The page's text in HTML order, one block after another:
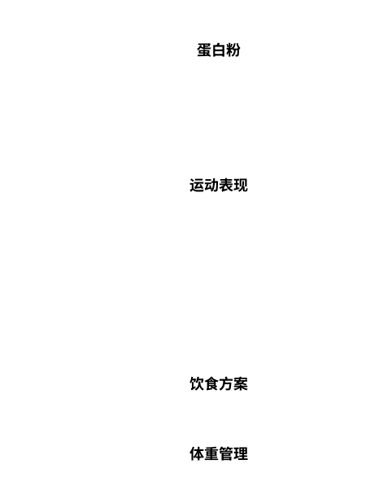
蛋白粉
运动表现
饮食方案
体重管理